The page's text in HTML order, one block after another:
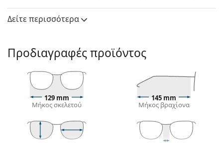
Ray-Ban Frank RB3857 919658 51
Δείτε πώς φαίνονται πάνω σας αυτά τα γυαλιά ηλίου
με τη λειτουργία του Εικονικού καθρέφτη του
Lentiamo.
Σκελετός γυαλιών ηλίου
Το χρυσό χρώμα του σκελετού ταιριάζει απόλυτα
καστανά μαλλιά.
Οι τετράγωνοι σκελετοί γυαλιών ηλίου είναι
Δείτε περισσότερα
Προδιαγραφές προϊόντος
129 mm
Μήκος σκελετού
145 mm
Μήκος βραχίονα